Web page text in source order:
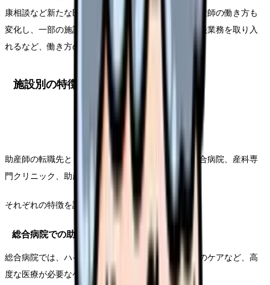
康相談など新たな医療提供方法が普及しました。助産師の働き方も
変化し、一部の施設ではリモートでの保健指導や相談業務を取り入
れるなど、働き方の多様化が進んでいます。
施設別の特徴比較
助産師の転職先として考えられる主な施設には、総合病院、産科専
門クリニック、助産院などがあります。
それぞれの特徴を詳しく見ていきましょう。
総合病院での助産師の働き方
総合病院では、ハイリスク妊娠や合併症のある妊婦のケアなど、高
度な医療が必要なケースを多く扱います。